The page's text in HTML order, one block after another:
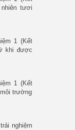
tươi
1 (Kết
khi được
1 (Kết
trường
nghiệm